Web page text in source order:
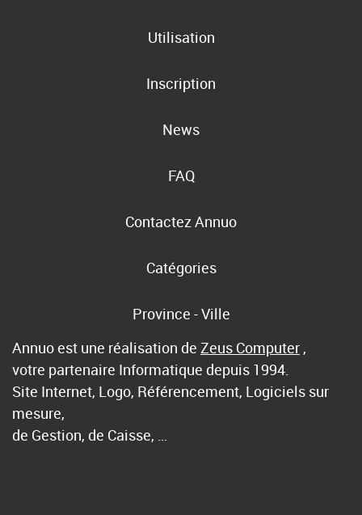
Utilisation
Inscription
News
FAQ
Contactez Annuo
Catégories
Province - Ville
Annuo est une réalisation de Zeus Computer ,
votre partenaire Informatique depuis 1994.
Site Internet, Logo, Référencement, Logiciels sur
mesure,
de Gestion, de Caisse, …